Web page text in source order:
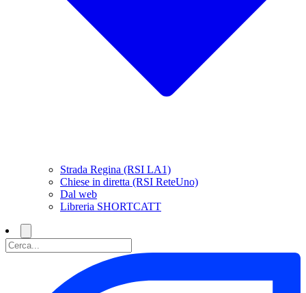
Strada Regina (RSI LA1)
Chiese in diretta (RSI ReteUno)
Dal web
Libreria SHORTCATT